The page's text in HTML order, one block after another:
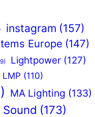
instagram (157)
Europe (147)
Lightpower (127)
LMP (110)
MA Lighting (133)
(173)